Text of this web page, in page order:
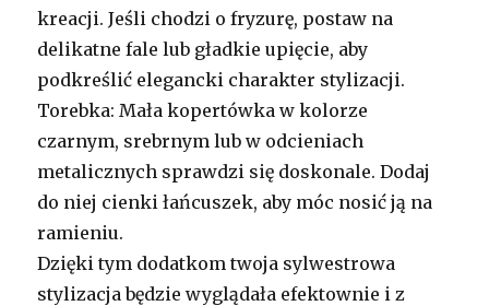
kreacji. Jeśli chodzi o fryzurę, postaw na
delikatne fale lub gładkie upięcie, aby
podkreślić elegancki charakter stylizacji.
Torebka: Mała kopertówka w kolorze
czarnym, srebrnym lub w odcieniach
metalicznych sprawdzi się doskonale. Dodaj
do niej cienki łańcuszek, aby móc nosić ją na
ramieniu.
Dzięki tym dodatkom twoja sylwestrowa
stylizacja będzie wyglądała efektownie i z